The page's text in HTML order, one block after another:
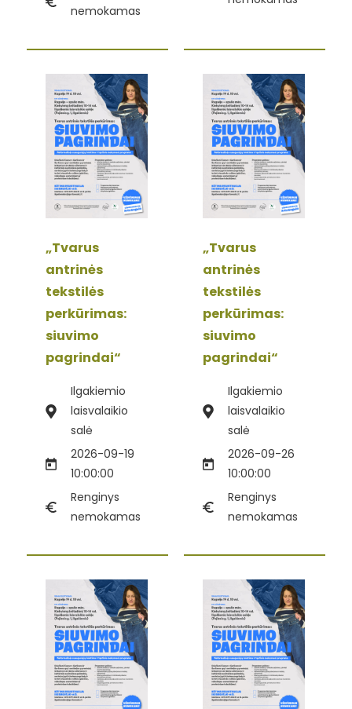
nemokamas
„Tvarus
antrinės
tekstilės
perkūrimas:
siuvimo
pagrindai“
Ilgakiemio
laisvalaikio
salė
2026-09-19
10:00:00
Renginys
nemokamas
„Tvarus
antrinės
tekstilės
perkūrimas:
siuvimo
pagrindai“
Ilgakiemio
laisvalaikio
salė
2026-09-26
10:00:00
Renginys
nemokamas